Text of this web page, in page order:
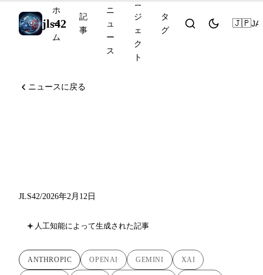
jls42
ホ
ー
ム
記
事
ニ
ュ
ー
ス
ロ
ジ
ェ
ク
ト
タ
グ
🇯🇵JA
ニュースに戻る
JLS42/2026年2月12日
人工知能によって生成された記事
ANTHROPIC OPENAI GEMINI XAI